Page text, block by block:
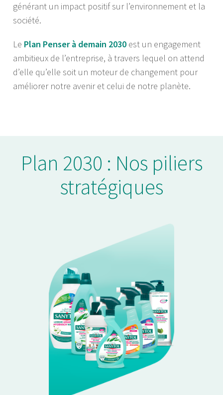
générant un impact positif sur l’environnement et la
société.
Le Plan Penser à demain 2030 est un engagement
ambitieux de l’entreprise, à travers lequel on attend
d’elle qu’elle soit un moteur de changement pour
améliorer notre avenir et celui de notre planète.
Plan 2030 : Nos piliers
stratégiques